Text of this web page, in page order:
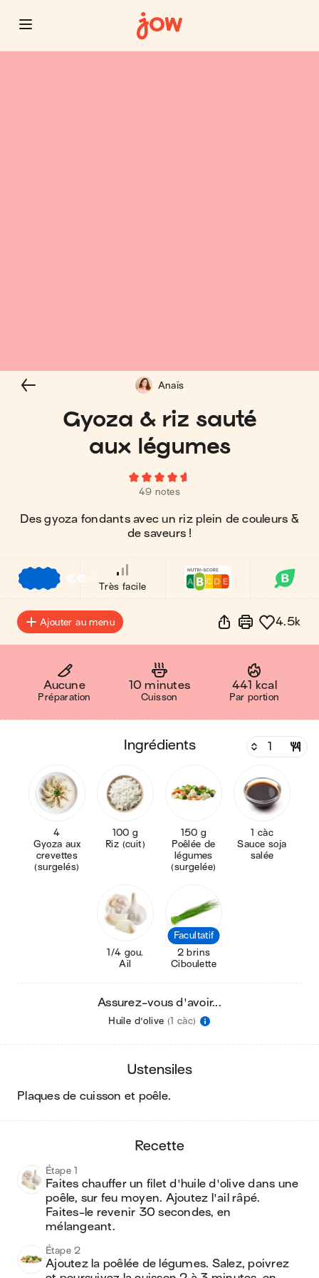
Gyoza & riz sauté
aux légumes
49 notes
Des gyoza fondants avec un riz plein de couleurs &
de saveurs !
Anaïs
€€
Très facile
Ajouter au menu 4.5k
Aucune
Préparation
10 minutes
Cuisson
441 kcal
Par portion
ingrédients
4
Gyoza aux
crevettes
(surgelés)
100 g
Riz (cuit)
150 g
Poêlée de
légumes
(surgelée)
1 càc
Sauce soja
salée
1/4 gou.
Ail
Facultatif
2 brins
Ciboulette
Assurez-vous d'avoir...
Huile d'olive (1 càc)
ustensiles
plaques de cuisson et poêle.
recette
Étape 1
Faites chauffer un filet d'huile d'olive dans une
poêle, sur feu moyen. Ajoutez l'ail râpé.
Faites-le revenir 30 secondes, en
mélangeant.
Étape 2
Ajoutez la poêlée de légumes. Salez, poivrez